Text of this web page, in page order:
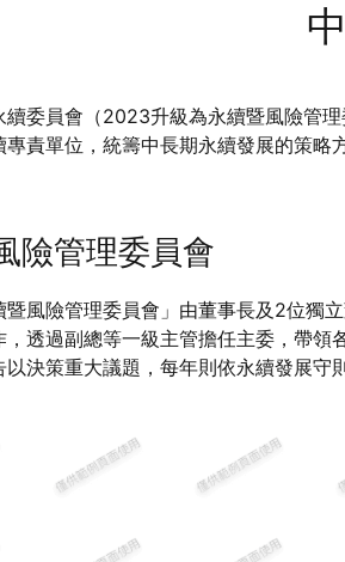
續委員會（2023升級為永續暨風險管
責單位，統籌中長期永續發展的策略方
險管理委員會
暨風險管理委員會」由董事長及2位獨
，透過副總等一級主管擔任主委，帶
決策重大議題，每年則依永續發展守